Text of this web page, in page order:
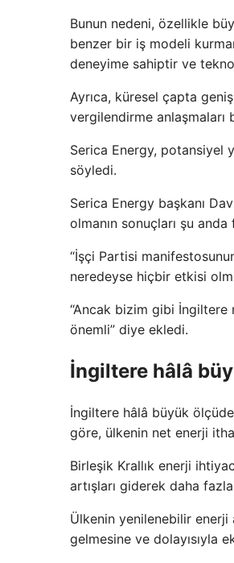
Bunun nedeni, özellikle
benzer bir iş modeli
deneyime sahiptir ve
Ayrıca, küresel çapta
vergilendirme anlaşmaları
Serica Energy, potansiyel
söyledi.
Serica Energy başkanı
olmanın sonuçları şu anda
“İşçi Partisi
neredeyse hiçbir etkisi
“Ancak bizim gibi
önemli” diye ekledi.
İngiltere hâlâ
İngiltere hâlâ büyük
göre, ülkenin net enerji
Birleşik Krallık enerji
artışları giderek daha
Ülkenin yenilenebilir enerji
gelmesine ve dolayısıyla